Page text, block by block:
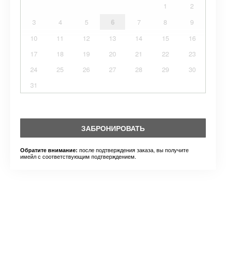
1
2
3
4 5 6 7 8
9
10
11 12 13 14 15
16
17
18 19 20 21 22
23
24
25 26 27 28 29
30
31
ЗАБРОНИРОВАТЬ
Обратите внимание: после подтверждения заказа, вы получите
имейл с соответствующим подтверждением.